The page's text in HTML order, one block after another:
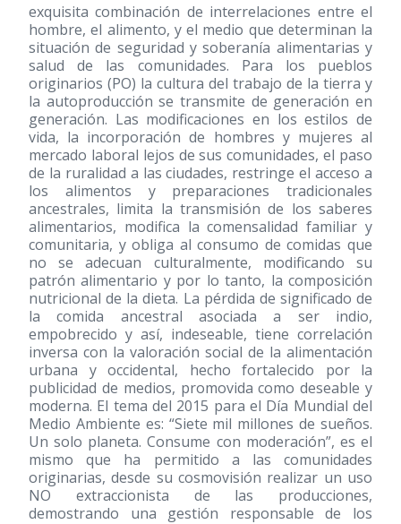
exquisita combinación de interrelaciones entre el
hombre, el alimento, y el medio que determinan la
situación de seguridad y soberanía alimentarias y
salud de las comunidades. Para los pueblos
originarios (PO) la cultura del trabajo de la tierra y
la autoproducción se transmite de generación en
generación. Las modificaciones en los estilos de
vida, la incorporación de hombres y mujeres al
mercado laboral lejos de sus comunidades, el paso
de la ruralidad a las ciudades, restringe el acceso a
los alimentos y preparaciones tradicionales
ancestrales, limita la transmisión de los saberes
alimentarios, modifica la comensalidad familiar y
comunitaria, y obliga al consumo de comidas que
no se adecuan culturalmente, modificando su
patrón alimentario y por lo tanto, la composición
nutricional de la dieta. La pérdida de significado de
la comida ancestral asociada a ser indio,
empobrecido y así, indeseable, tiene correlación
inversa con la valoración social de la alimentación
urbana y occidental, hecho fortalecido por la
publicidad de medios, promovida como deseable y
moderna. El tema del 2015 para el Día Mundial del
Medio Ambiente es: “Siete mil millones de sueños.
Un solo planeta. Consume con moderación”, es el
mismo que ha permitido a las comunidades
originarias, desde su cosmovisión realizar un uso
NO extraccionista de las producciones,
demostrando una gestión responsable de los